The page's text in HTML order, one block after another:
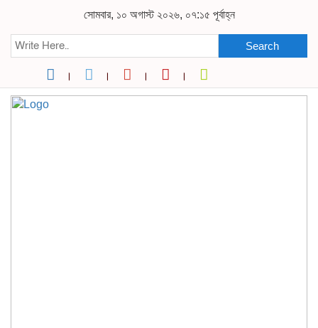
সোমবার, ১০ অগাস্ট ২০২৬, ০৭:১৫ পূর্বাহ্ন
Search